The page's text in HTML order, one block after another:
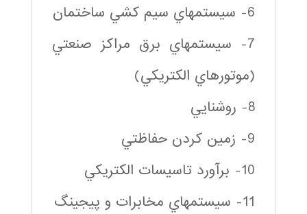
6- سيستمهاي سيم كشي ساختمان
7- سيستمهاي برق مراكز صنعتي
(موتورهاي الكتريكي)
8- روشنايي
9- زمين كردن حفاظتي
10- برآورد تاسيسات الكتريكي
11- سيستمهاي مخابرات و پيجينگ